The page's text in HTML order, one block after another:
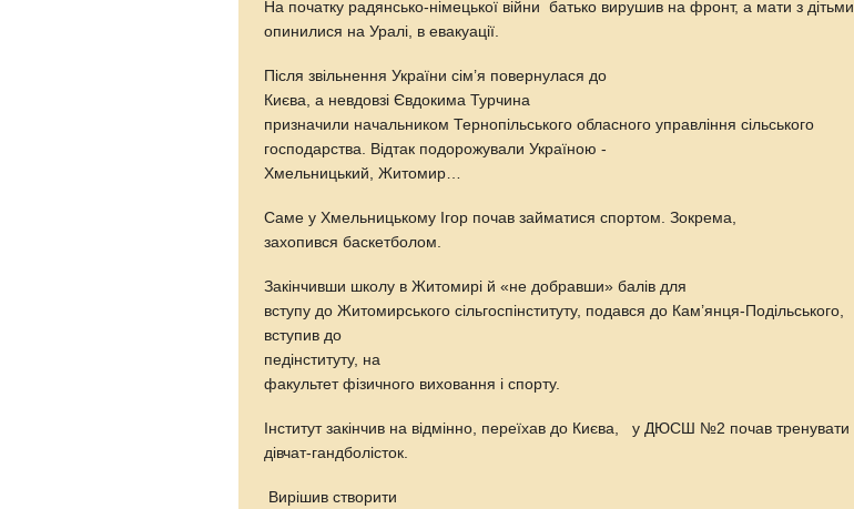
На початку радянсько-німецької війни батько вирушив на фронт, а мати з дітьми
опинилися на Уралі, в евакуації.
Після звільнення України сім’я повернулася до
Києва, а невдовзі Євдокима Турчина
призначили начальником Тернопільського обласного управління сільського
господарства. Відтак подорожували Україною -
Хмельницький, Житомир…
Саме у Хмельницькому Ігор почав займатися спортом. Зокрема,
захопився баскетболом.
Закінчивши школу в Житомирі й «не добравши» балів для
вступу до Житомирського сільгоспінституту, подався до Кам’янця-Подільського,
вступив до
педінституту, на
факультет фізичного виховання і спорту.
Інститут закінчив на відмінно, переїхав до Києва, у ДЮСШ №2 почав тренувати
дівчат-гандболісток.
Вирішив створити